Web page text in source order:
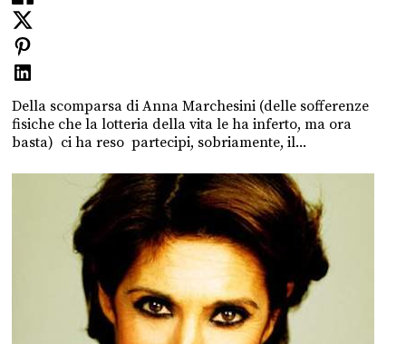
Della scomparsa di Anna Marchesini (delle sofferenze
fisiche che la lotteria della vita le ha inferto, ma ora
basta) ci ha reso partecipi, sobriamente, il...